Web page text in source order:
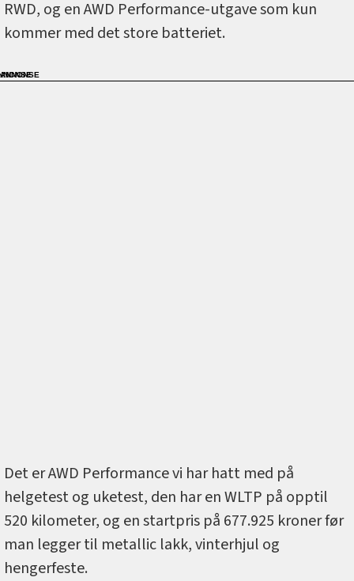
RWD, og en AWD Performance-utgave som kun
kommer med det store batteriet.
Det er AWD Performance vi har hatt med på
helgetest og uketest, den har en WLTP på opptil
520 kilometer, og en startpris på 677.925 kroner før
man legger til metallic lakk, vinterhjul og
hengerfeste.